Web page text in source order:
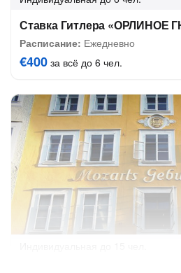
Ставка Гитлера «ОРЛИНОЕ
Расписание: Ежедневно
€400 за всё до 6 чел.